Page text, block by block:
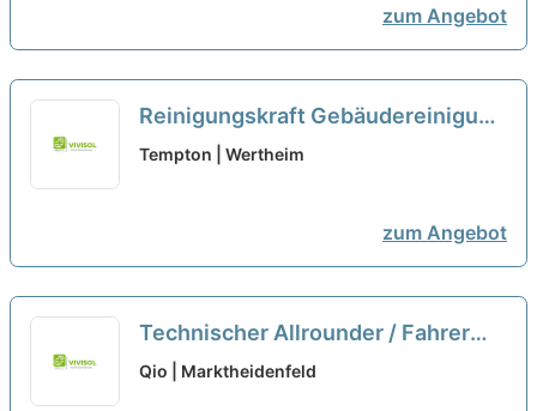
zum Angebot
Reinigungskraft Gebäudereinigung
und Geländepflege (m/w/d) -
Tempton | Wertheim
zum Angebot
Technischer Allrounder / Fahrer
auf Minijob-Basis (m/w/d)
Qio | Marktheidenfeld